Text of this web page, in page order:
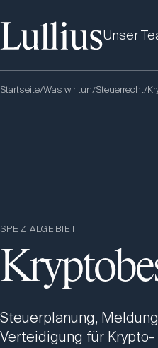
Unser
Startseite/Was wir tun/Steuerrecht/
SPEZIALGEBIET
Steuerplanung,
Verteidigung für Krypto-